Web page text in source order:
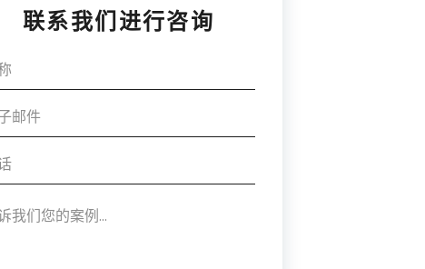
联系我们进行咨询